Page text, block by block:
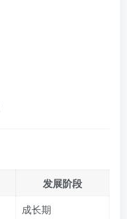
发展阶段
成长期